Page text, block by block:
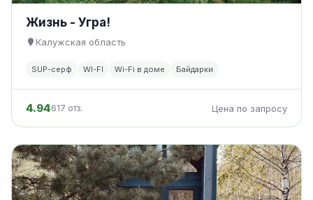
Жизнь - Угра!
Калужская область
SUP-серф WI-FI Wi-Fi в доме Байдарки
4.94617 отз. Цена по запросу